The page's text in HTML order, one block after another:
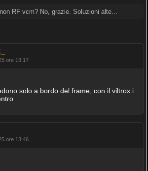
RF vcm? No, grazie. Soluzioni alte...
ore 13:17
solo a bordo del frame, con il viltrox i
ore 13:46